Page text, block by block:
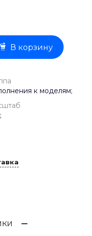
В корзину
к моделям;